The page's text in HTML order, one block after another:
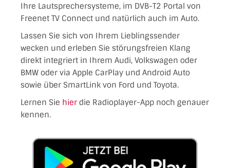
Ihre Lautsprechersysteme, im DVB-T2 Portal von
Freenet TV Connect und natürlich auch im Auto.
Lassen Sie sich von Ihrem Lieblingssender
wecken und erleben Sie störungsfreien Klang
direkt integriert in Ihrem Audi, Volkswagen oder
BMW oder via Apple CarPlay und Android Auto
sowie über SmartLink von Ford und Toyota.
Lernen Sie hier die Radioplayer-App noch genauer
kennen.